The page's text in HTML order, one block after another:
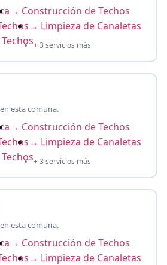
→ Construcción de Techos
→ Limpieza de Canaletas
+ 3 servicios más
esta comuna.
→ Construcción de Techos
→ Limpieza de Canaletas
+ 3 servicios más
esta comuna.
→ Construcción de Techos
→ Limpieza de Canaletas